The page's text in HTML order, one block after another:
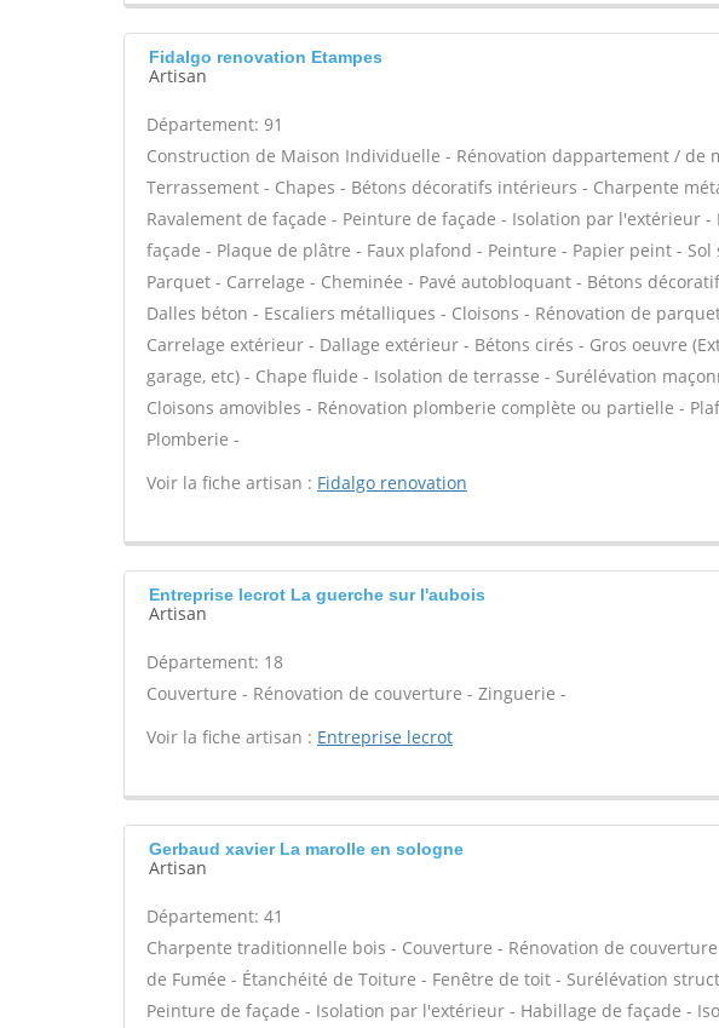
Fidalgo renovation Etampes
Artisan
Département: 91
Construction de Maison Individuelle - Rénovation dappartement / de
Terrassement - Chapes - Bétons décoratifs intérieurs - Charpente
Ravalement de façade - Peinture de façade - Isolation par l'extérieur
façade - Plaque de plâtre - Faux plafond - Peinture - Papier peint - Sol
Parquet - Carrelage - Cheminée - Pavé autobloquant - Bétons
Dalles béton - Escaliers métalliques - Cloisons - Rénovation de
Carrelage extérieur - Dallage extérieur - Bétons cirés - Gros oeuvre
garage, etc) - Chape fluide - Isolation de terrasse - Surélévation
Cloisons amovibles - Rénovation plomberie complète ou partielle -
Plomberie -
Voir la fiche artisan : Fidalgo renovation
Entreprise lecrot La guerche sur l'aubois
Artisan
Département: 18
Couverture - Rénovation de couverture - Zinguerie -
Voir la fiche artisan : Entreprise lecrot
Gerbaud xavier La marolle en sologne
Artisan
Département: 41
Charpente traditionnelle bois - Couverture - Rénovation de
de Fumée - Étanchéité de Toiture - Fenêtre de toit - Surélévation
Peinture de façade - Isolation par l'extérieur - Habillage de façade -